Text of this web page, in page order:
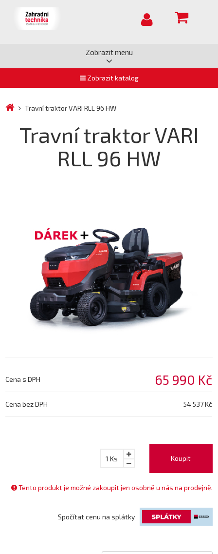
Zobrazit menu
Zobrazit katalog
Travní traktor VARI RLL 96 HW
Travní traktor VARI
RLL 96 HW
Cena s DPH 65 990 Kč
Cena bez DPH 54 537 Kč
Koupit
1 Ks
Tento produkt je možné zakoupit jen osobně u nás na prodejně.
Spočítat cenu na splátky